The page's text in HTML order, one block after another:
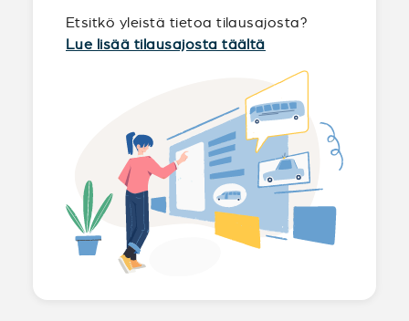
Etsitkö yleistä tietoa tilausajosta?
Lue lisää tilausajosta täältä